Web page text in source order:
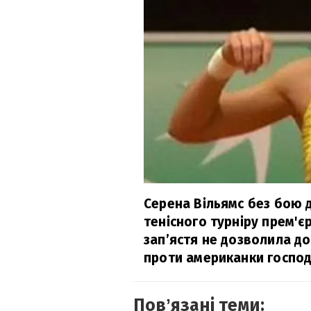
Серена Вільямс без бою
тенісного турніру
зап’ястя не дозволила
проти американки
Повʼязані теми: